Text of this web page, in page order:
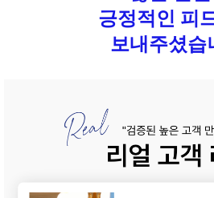
긍정적인 피
보내주셨습